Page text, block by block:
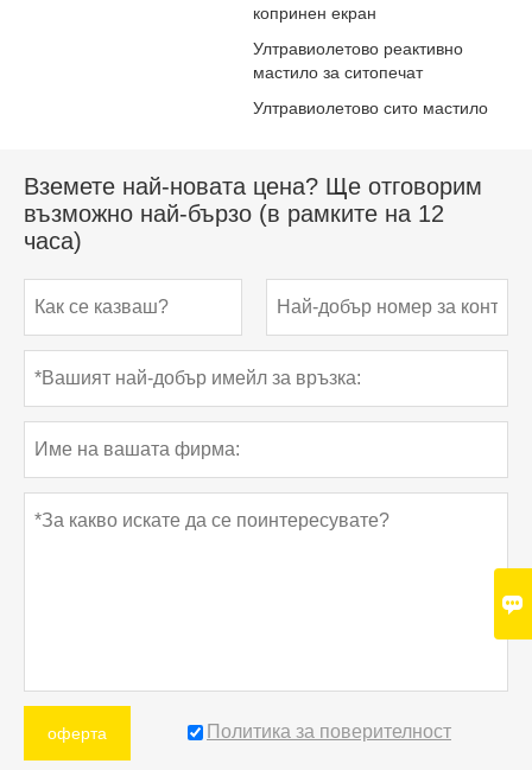
копринен екран
Ултравиолетово реактивно
мастило за ситопечат
Ултравиолетово сито мастило
Вземете най-новата цена? Ще отговорим
възможно най-бързо (в рамките на 12
часа)
оферта Политика за поверителност
